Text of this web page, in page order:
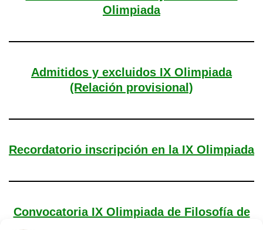
Olimpiada
Admitidos y excluidos IX Olimpiada
(Relación provisional)
Recordatorio inscripción en la IX Olimpiada
Convocatoria IX Olimpiada de Filosofía de